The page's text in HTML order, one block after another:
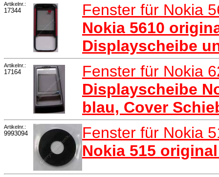
Artikelnr.:
17344
Fenster für Nokia
Nokia 5610
Displayscheibe
Artikelnr.:
17164
Fenster für Nokia
Displayscheibe
blau, Cover
Artikelnr.:
9993094
Fenster für Nokia
Nokia 515